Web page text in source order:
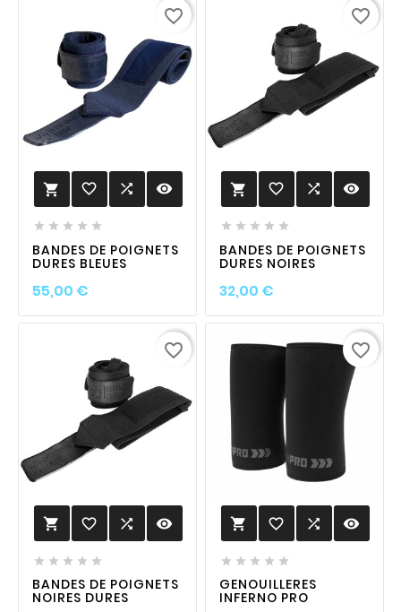
 favorite_border  visibility
    
BANDES DE POIGNETS
DURES BLEUES
55,00 €Prix
favorite_border
 favorite_border  visibility
    
BANDES DE POIGNETS
DURES NOIRES
32,00 €Prix
favorite_border
 favorite_border  visibility
    
BANDES DE POIGNETS
NOIRES DURES
favorite_border
 favorite_border  visibility
    
GENOUILLERES
INFERNO PRO
favorite_border